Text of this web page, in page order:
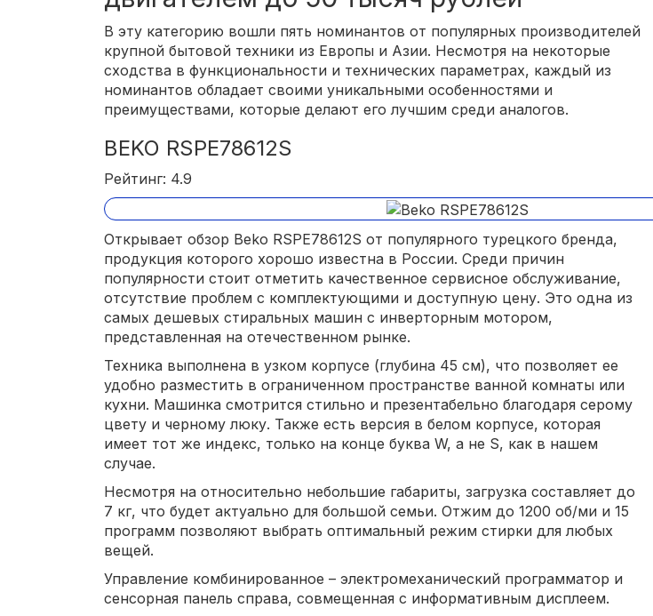
В эту категорию вошли пять номинантов от популярных производителей
крупной бытовой техники из Европы и Азии. Несмотря на некоторые
сходства в функциональности и технических параметрах, каждый из
номинантов обладает своими уникальными особенностями и
преимуществами, которые делают его лучшим среди аналогов.
BEKO RSPE78612S
Рейтинг: 4.9
Открывает обзор Beko RSPE78612S от популярного турецкого бренда,
продукция которого хорошо известна в России. Среди причин
популярности стоит отметить качественное сервисное обслуживание,
отсутствие проблем с комплектующими и доступную цену. Это одна из
самых дешевых стиральных машин с инверторным мотором,
представленная на отечественном рынке.
Техника выполнена в узком корпусе (глубина 45 см), что позволяет ее
удобно разместить в ограниченном пространстве ванной комнаты или
кухни. Машинка смотрится стильно и презентабельно благодаря серому
цвету и черному люку. Также есть версия в белом корпусе, которая
имеет тот же индекс, только на конце буква W, а не S, как в нашем
случае.
Несмотря на относительно небольшие габариты, загрузка составляет до
7 кг, что будет актуально для большой семьи. Отжим до 1200 об/ми и 15
программ позволяют выбрать оптимальный режим стирки для любых
вещей.
Управление комбинированное – электромеханический программатор и
сенсорная панель справа, совмещенная с информативным дисплеем.